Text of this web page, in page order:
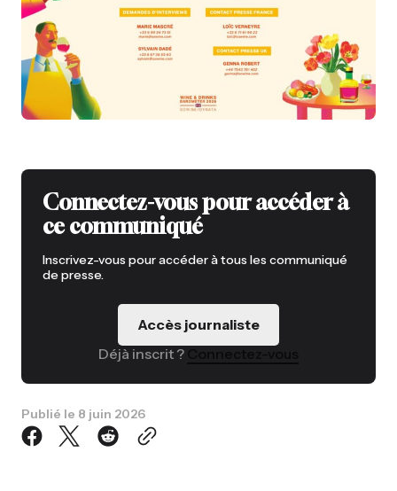
Connectez-vous pour accéder à
ce communiqué
Inscrivez-vous pour accéder à tous les communiqué
de presse.
Accès journaliste
Déjà inscrit ?
Publié le 8 juin 2026